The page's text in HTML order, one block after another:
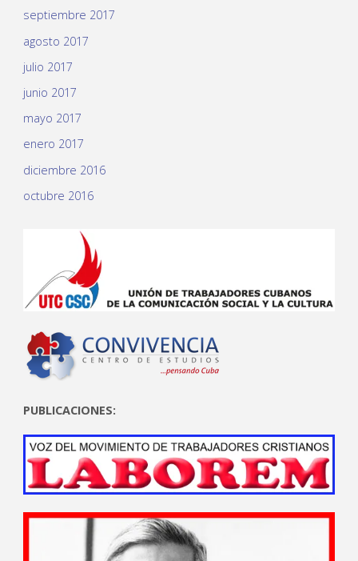
septiembre 2017
agosto 2017
julio 2017
junio 2017
mayo 2017
enero 2017
diciembre 2016
octubre 2016
PUBLICACIONES: